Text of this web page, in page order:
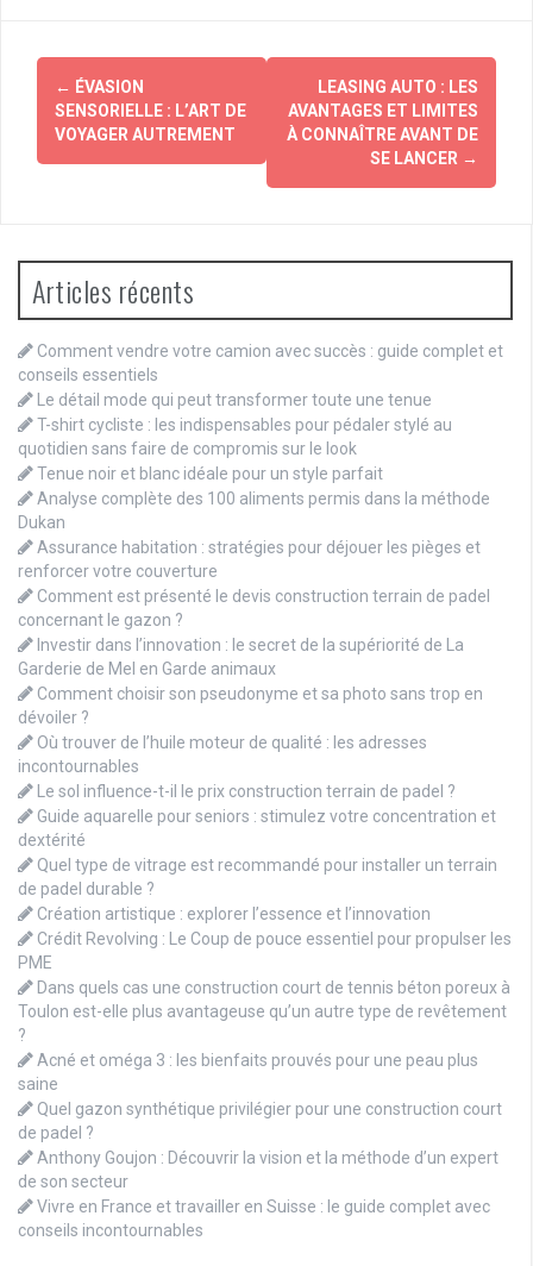
Navigation
d'article
← ÉVASION
SENSORIELLE : L’ART DE
VOYAGER AUTREMENT
LEASING AUTO : LES
AVANTAGES ET LIMITES
À CONNAÎTRE AVANT DE
SE LANCER →
Articles récents
Comment vendre votre camion avec succès : guide complet et
conseils essentiels
Le détail mode qui peut transformer toute une tenue
T-shirt cycliste : les indispensables pour pédaler stylé au
quotidien sans faire de compromis sur le look
Tenue noir et blanc idéale pour un style parfait
Analyse complète des 100 aliments permis dans la méthode
Dukan
Assurance habitation : stratégies pour déjouer les pièges et
renforcer votre couverture
Comment est présenté le devis construction terrain de padel
concernant le gazon ?
Investir dans l’innovation : le secret de la supériorité de La
Garderie de Mel en Garde animaux
Comment choisir son pseudonyme et sa photo sans trop en
dévoiler ?
Où trouver de l’huile moteur de qualité : les adresses
incontournables
Le sol influence-t-il le prix construction terrain de padel ?
Guide aquarelle pour seniors : stimulez votre concentration et
dextérité
Quel type de vitrage est recommandé pour installer un terrain
de padel durable ?
Création artistique : explorer l’essence et l’innovation
Crédit Revolving : Le Coup de pouce essentiel pour propulser les
PME
Dans quels cas une construction court de tennis béton poreux à
Toulon est-elle plus avantageuse qu’un autre type de revêtement
?
Acné et oméga 3 : les bienfaits prouvés pour une peau plus
saine
Quel gazon synthétique privilégier pour une construction court
de padel ?
Anthony Goujon : Découvrir la vision et la méthode d’un expert
de son secteur
Vivre en France et travailler en Suisse : le guide complet avec
conseils incontournables